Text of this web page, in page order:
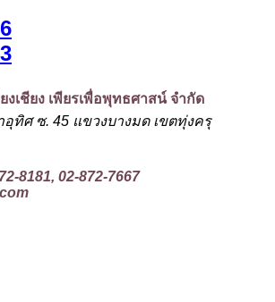
เชียง เพียรเพื่อพุทธศาสน์ จำกัด
อุทิศ ซ. 45 แขวงบางมด เขตทุ่งครุ
8181, 02-872-7667